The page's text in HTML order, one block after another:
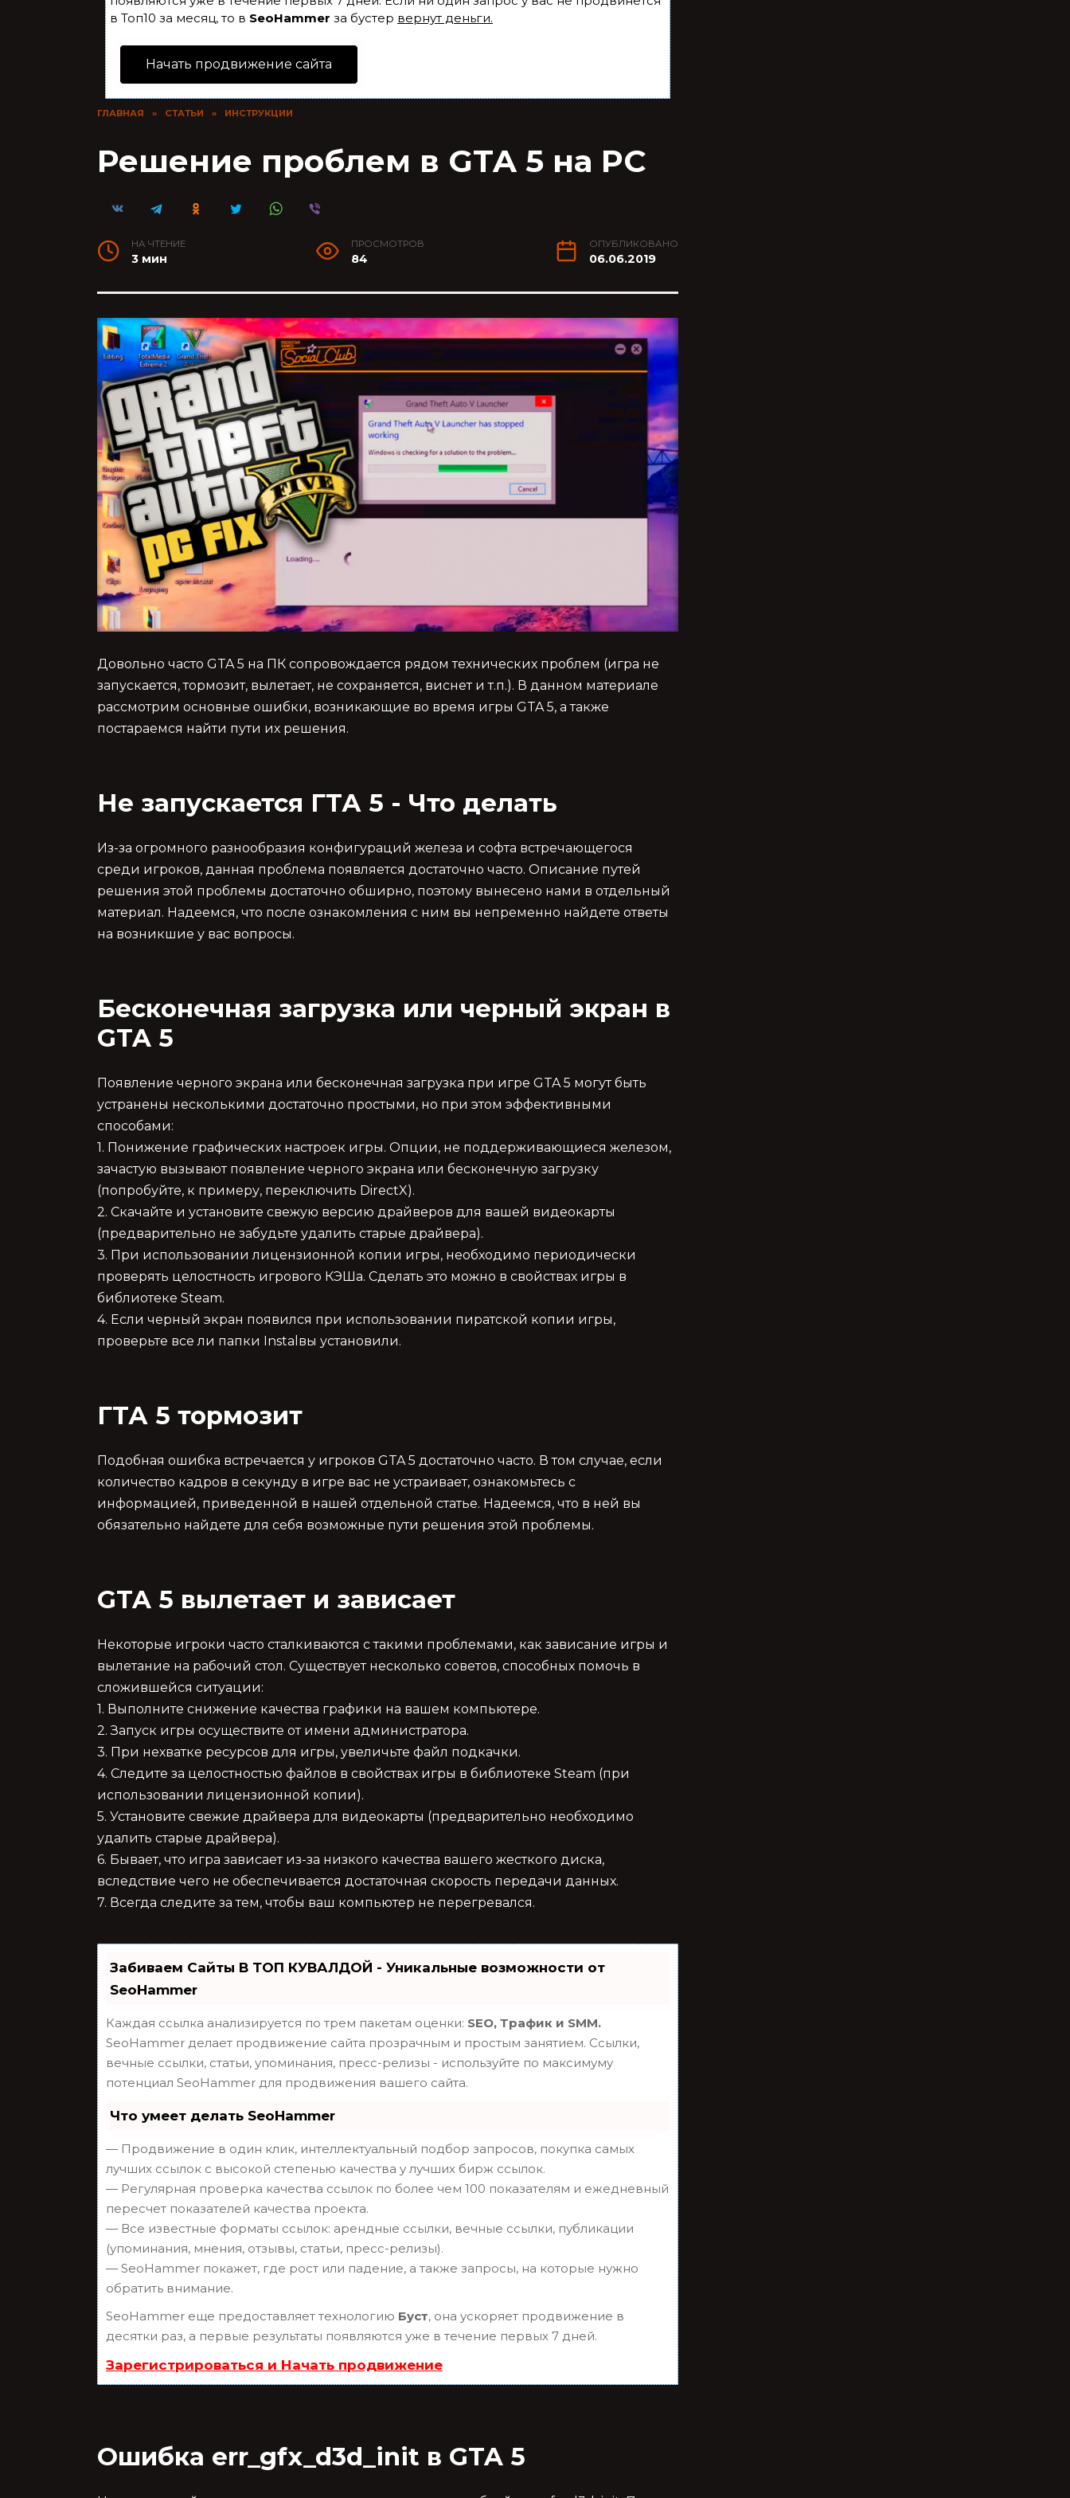
в Топ10 за месяц, то в SeoHammer за бустер вернут деньги.
Начать продвижение сайта
ГЛАВНАЯ » СТАТЬИ » ИНСТРУКЦИИ
Решение проблем в GTA 5 на PC
НА ЧТЕНИЕ
3 мин
ПРОСМОТРОВ
84
ОПУБЛИКОВАНО
06.06.2019
Довольно часто GTA 5 на ПК сопровождается рядом технических проблем (игра не
запускается, тормозит, вылетает, не сохраняется, виснет и т.п.). В данном материале
рассмотрим основные ошибки, возникающие во время игры GTA 5, а также
постараемся найти пути их решения.
Не запускается ГТА 5 - Что делать
Из-за огромного разнообразия конфигураций железа и софта встречающегося
среди игроков, данная проблема появляется достаточно часто. Описание путей
решения этой проблемы достаточно обширно, поэтому вынесено нами в отдельный
материал. Надеемся, что после ознакомления с ним вы непременно найдете ответы
на возникшие у вас вопросы.
Бесконечная загрузка или черный экран в
GTA 5
Появление черного экрана или бесконечная загрузка при игре GTA 5 могут быть
устранены несколькими достаточно простыми, но при этом эффективными
способами:
1. Понижение графических настроек игры. Опции, не поддерживающиеся железом,
зачастую вызывают появление черного экрана или бесконечную загрузку
(попробуйте, к примеру, переключить DirectX).
2. Скачайте и установите свежую версию драйверов для вашей видеокарты
(предварительно не забудьте удалить старые драйвера).
3. При использовании лицензионной копии игры, необходимо периодически
проверять целостность игрового КЭШа. Сделать это можно в свойствах игры в
библиотеке Steam.
4. Если черный экран появился при использовании пиратской копии игры,
проверьте все ли папки Instalвы установили.
ГТА 5 тормозит
Подобная ошибка встречается у игроков GTA 5 достаточно часто. В том случае, если
количество кадров в секунду в игре вас не устраивает, ознакомьтесь с
информацией, приведенной в нашей отдельной статье. Надеемся, что в ней вы
обязательно найдете для себя возможные пути решения этой проблемы.
GTA 5 вылетает и зависает
Некоторые игроки часто сталкиваются с такими проблемами, как зависание игры и
вылетание на рабочий стол. Существует несколько советов, способных помочь в
сложившейся ситуации:
1. Выполните снижение качества графики на вашем компьютере.
2. Запуск игры осуществите от имени администратора.
3. При нехватке ресурсов для игры, увеличьте файл подкачки.
4. Следите за целостностью файлов в свойствах игры в библиотеке Steam (при
использовании лицензионной копии).
5. Установите свежие драйвера для видеокарты (предварительно необходимо
удалить старые драйвера).
6. Бывает, что игра зависает из-за низкого качества вашего жесткого диска,
вследствие чего не обеспечивается достаточная скорость передачи данных.
7. Всегда следите за тем, чтобы ваш компьютер не перегревался.
Забиваем Сайты В ТОП КУВАЛДОЙ - Уникальные возможности от
SeoHammer
Каждая ссылка анализируется по трем пакетам оценки: SEO, Трафик и SMM.
SeoHammer делает продвижение сайта прозрачным и простым занятием. Ссылки,
вечные ссылки, статьи, упоминания, пресс-релизы - используйте по максимуму
потенциал SeoHammer для продвижения вашего сайта.
Что умеет делать SeoHammer
— Продвижение в один клик, интеллектуальный подбор запросов, покупка самых
лучших ссылок с высокой степенью качества у лучших бирж ссылок.
— Регулярная проверка качества ссылок по более чем 100 показателям и ежедневный
пересчет показателей качества проекта.
— Все известные форматы ссылок: арендные ссылки, вечные ссылки, публикации
(упоминания, мнения, отзывы, статьи, пресс-релизы).
— SeoHammer покажет, где рост или падение, а также запросы, на которые нужно
обратить внимание.
SeoHammer еще предоставляет технологию Буст, она ускоряет продвижение в
десятки раз, а первые результаты появляются уже в течение первых 7 дней.
Зарегистрироваться и Начать продвижение
Ошибка err_gfx_d3d_init в GTA 5